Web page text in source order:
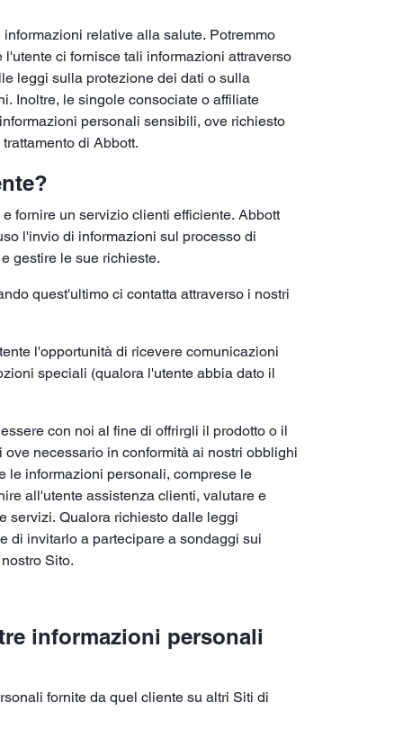
relative alla salute. Potremmo
ci fornisce tali informazioni attraverso
leggi sulla protezione dei dati o sulla
Inoltre, le singole consociate o affiliate
personali sensibili, ove richiesto
di Abbott.
fornire un servizio clienti efficiente. Abbott
l'invio di informazioni sul processo di
gestire le sue richieste.
quest'ultimo ci contatta attraverso i nostri
l'opportunità di ricevere comunicazioni
speciali (qualora l'utente abbia dato il
con noi al fine di offrirgli il prodotto o il
necessario in conformità ai nostri obblighi
le informazioni personali, comprese le
all'utente assistenza clienti, valutare e
servizi. Qualora richiesto dalle leggi
di invitarlo a partecipare a sondaggi sui
Sito.
informazioni personali
fornite da quel cliente su altri Siti di